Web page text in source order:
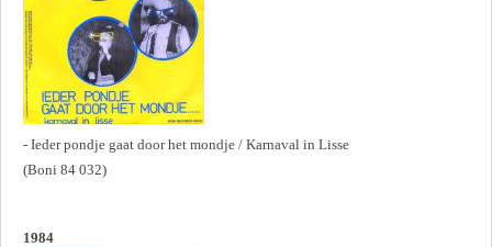
- Ieder pondje gaat door het mondje / Karnaval in Lisse
(Boni 84 032)
1984